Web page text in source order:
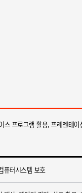
스 프로그램 활용, 프레젠테
퓨터시스템 보호